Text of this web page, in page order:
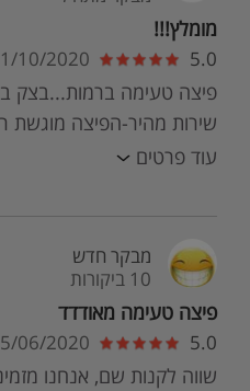
מומלץ!!!
5.0
10/2020
פיצה טעימה ברמות...בצק
שירות מהיר-הפיצה מוגשת
עוד פרטים
מבקר חדש
10 ביקורות
פיצה טעימה מאודדד
5.0
06/2020
שווה לקנות שם, אנחנו